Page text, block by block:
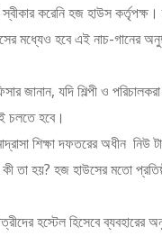
করেনি হজ হাউস
মধ্যেও হবে এই নাচ-গানের
জানান, যদি শিল্পী ও
চলতে হবে।
শিক্ষা দফতরের অধীন নিউ
তা হয়? হজ হাউসের মতো
হস্টেল হিসেবে